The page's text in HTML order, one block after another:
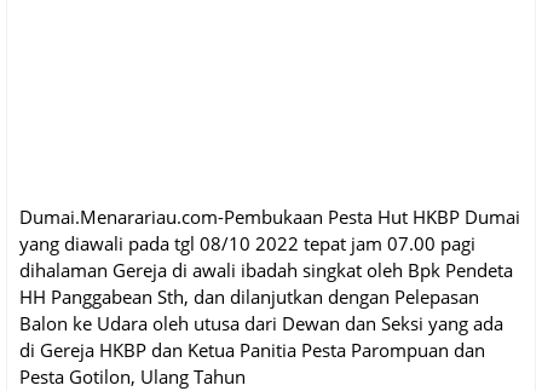
Dumai.Menarariau.com-Pembukaan Pesta Hut HKBP Dumai
yang diawali pada tgl 08/10 2022 tepat jam 07.00 pagi
dihalaman Gereja di awali ibadah singkat oleh Bpk Pendeta
HH Panggabean Sth, dan dilanjutkan dengan Pelepasan
Balon ke Udara oleh utusa dari Dewan dan Seksi yang ada
di Gereja HKBP dan Ketua Panitia Pesta Parompuan dan
Pesta Gotilon, Ulang Tahun